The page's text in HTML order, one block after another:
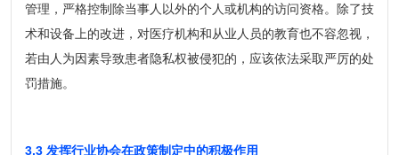
管理，严格控制除当事人以外的个人或机构的访问资格。除了技
术和设备上的改进，对医疗机构和从业人员的教育也不容忽视，
若由人为因素导致患者隐私权被侵犯的，应该依法采取严厉的处
罚措施。
3.3 发挥行业协会在政策制定中的积极作用